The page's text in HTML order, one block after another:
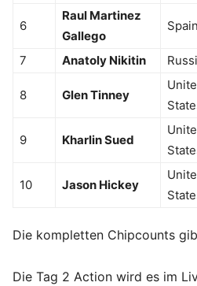
6
Raul Martinez
Gallego
Spain
7 Anatoly Nikitin
8 Glen Tinney
9 Kharlin Sued
10 Jason Hickey
Die kompletten Chipcounts
Die Tag 2 Action wird es im